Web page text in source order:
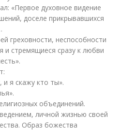
«Первое духовное видение
доселе прикрывавшихся
греховности, неспособности
и стремящиеся сразу к любви
и я скажу кто ты».
объединений.
личной жизнью своей
Образ божества